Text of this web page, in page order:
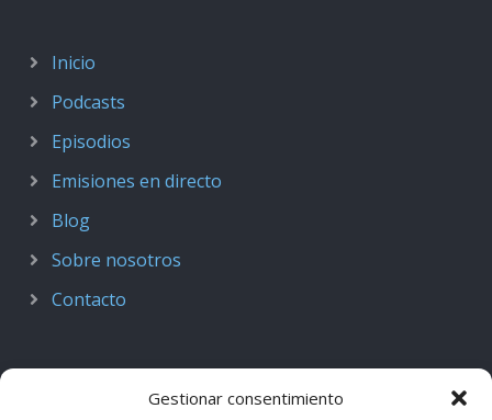
Gestionar consentimiento
Inicio
Podcasts
Episodios
Emisiones en directo
Blog
Sobre nosotros
Contacto